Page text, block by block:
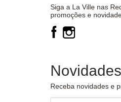
Siga a La Ville nas
promoções e
Novidades
Receba novidades e